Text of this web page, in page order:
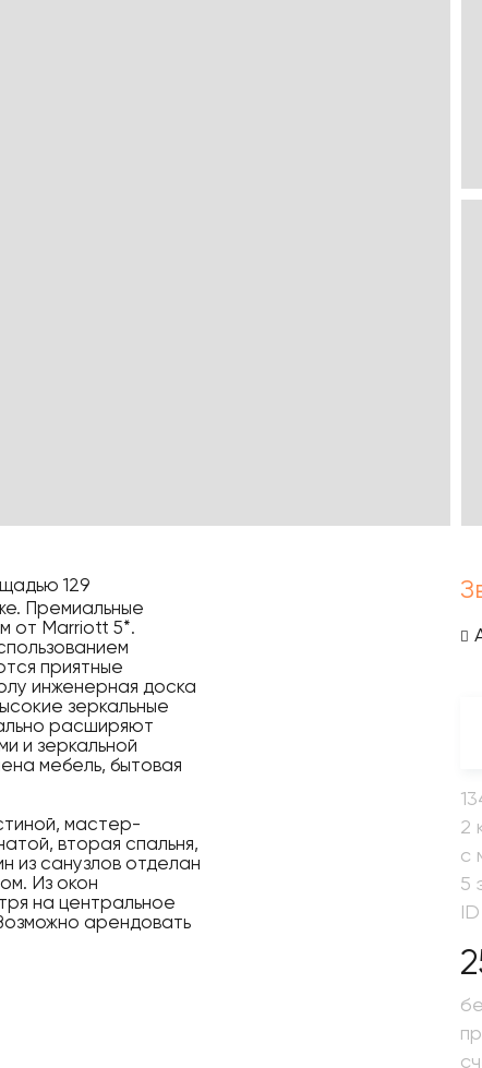
129
Премиальные
от Marriott 5*.
приятные
инженерная доска
зеркальные
расширяют
и зеркальной
мебель, бытовая
мастер-
вторая спальня,
из санузлов отделан
Из окон
на центральное
арендовать
2
с
5